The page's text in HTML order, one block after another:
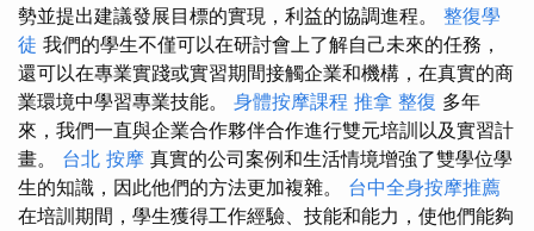
勢並提出建議發展目標的實現，利益的協調進程。 整復學
徒 我們的學生不僅可以在研討會上了解自己未來的任務，
還可以在專業實踐或實習期間接觸企業和機構，在真實的商
業環境中學習專業技能。 身體按摩課程 推拿 整復 多年
來，我們一直與企業合作夥伴合作進行雙元培訓以及實習計
畫。 台北 按摩 真實的公司案例和生活情境增強了雙學位學
生的知識，因此他們的方法更加複雜。 台中全身按摩推薦
在培訓期間，學生獲得工作經驗、技能和能力，使他們能夠